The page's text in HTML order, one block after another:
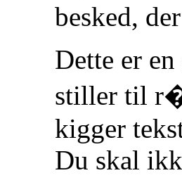
besked,
Dette er
stiller til
kigger
Du skal